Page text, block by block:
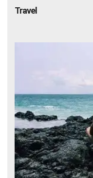
Travel